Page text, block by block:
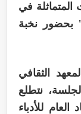
في
بحضور نخبة
الثقافي
نتطلع
للأدباء